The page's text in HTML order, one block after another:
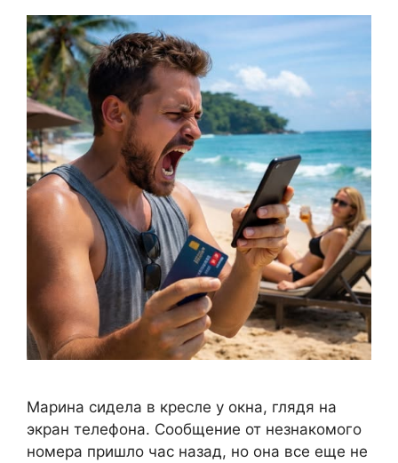
Марина сидела в кресле у окна, глядя на
экран телефона. Сообщение от незнакомого
номера пришло час назад, но она все еще не